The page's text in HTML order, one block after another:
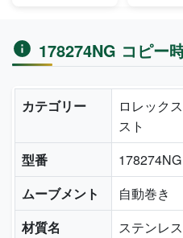
178274NG コピー
カテゴリー
ロレック
スト
型番
178274NG
ムーブメント
自動巻き
材質名
ステンレ